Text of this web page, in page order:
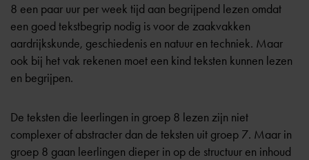
8 een paar uur per week tijd aan begrijpend lezen omdat
een goed tekstbegrip nodig is voor de zaakvakken
aardrijkskunde, geschiedenis en natuur en techniek. Maar
ook bij het vak rekenen moet een kind teksten kunnen lezen
en begrijpen.
De teksten die leerlingen in groep 8 lezen zijn niet
complexer of abstracter dan de teksten uit groep 7. Maar in
groep 8 gaan leerlingen dieper in op de structuur en inhoud